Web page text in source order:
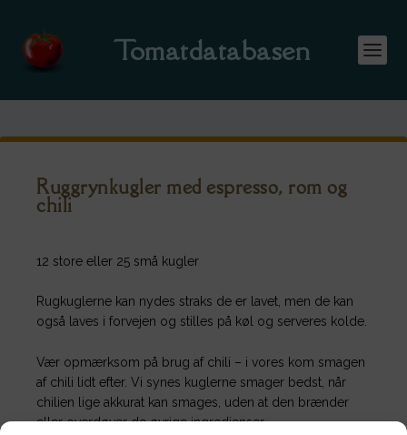
Tomatdatabasen
Ruggrynkugler med espresso, rom og
chili
12 store eller 25 små kugler
Rugkuglerne kan nydes straks de er lavet, men de kan
også laves i forvejen og stilles på køl og serveres kolde.
Vær opmærksom på brug af chili – i vores kom smagen
af chili lidt efter. Vi synes kuglerne smager bedst, når
chilien lige akkurat kan smages, uden at den brænder
eller overdøver de øvrige ingredienser